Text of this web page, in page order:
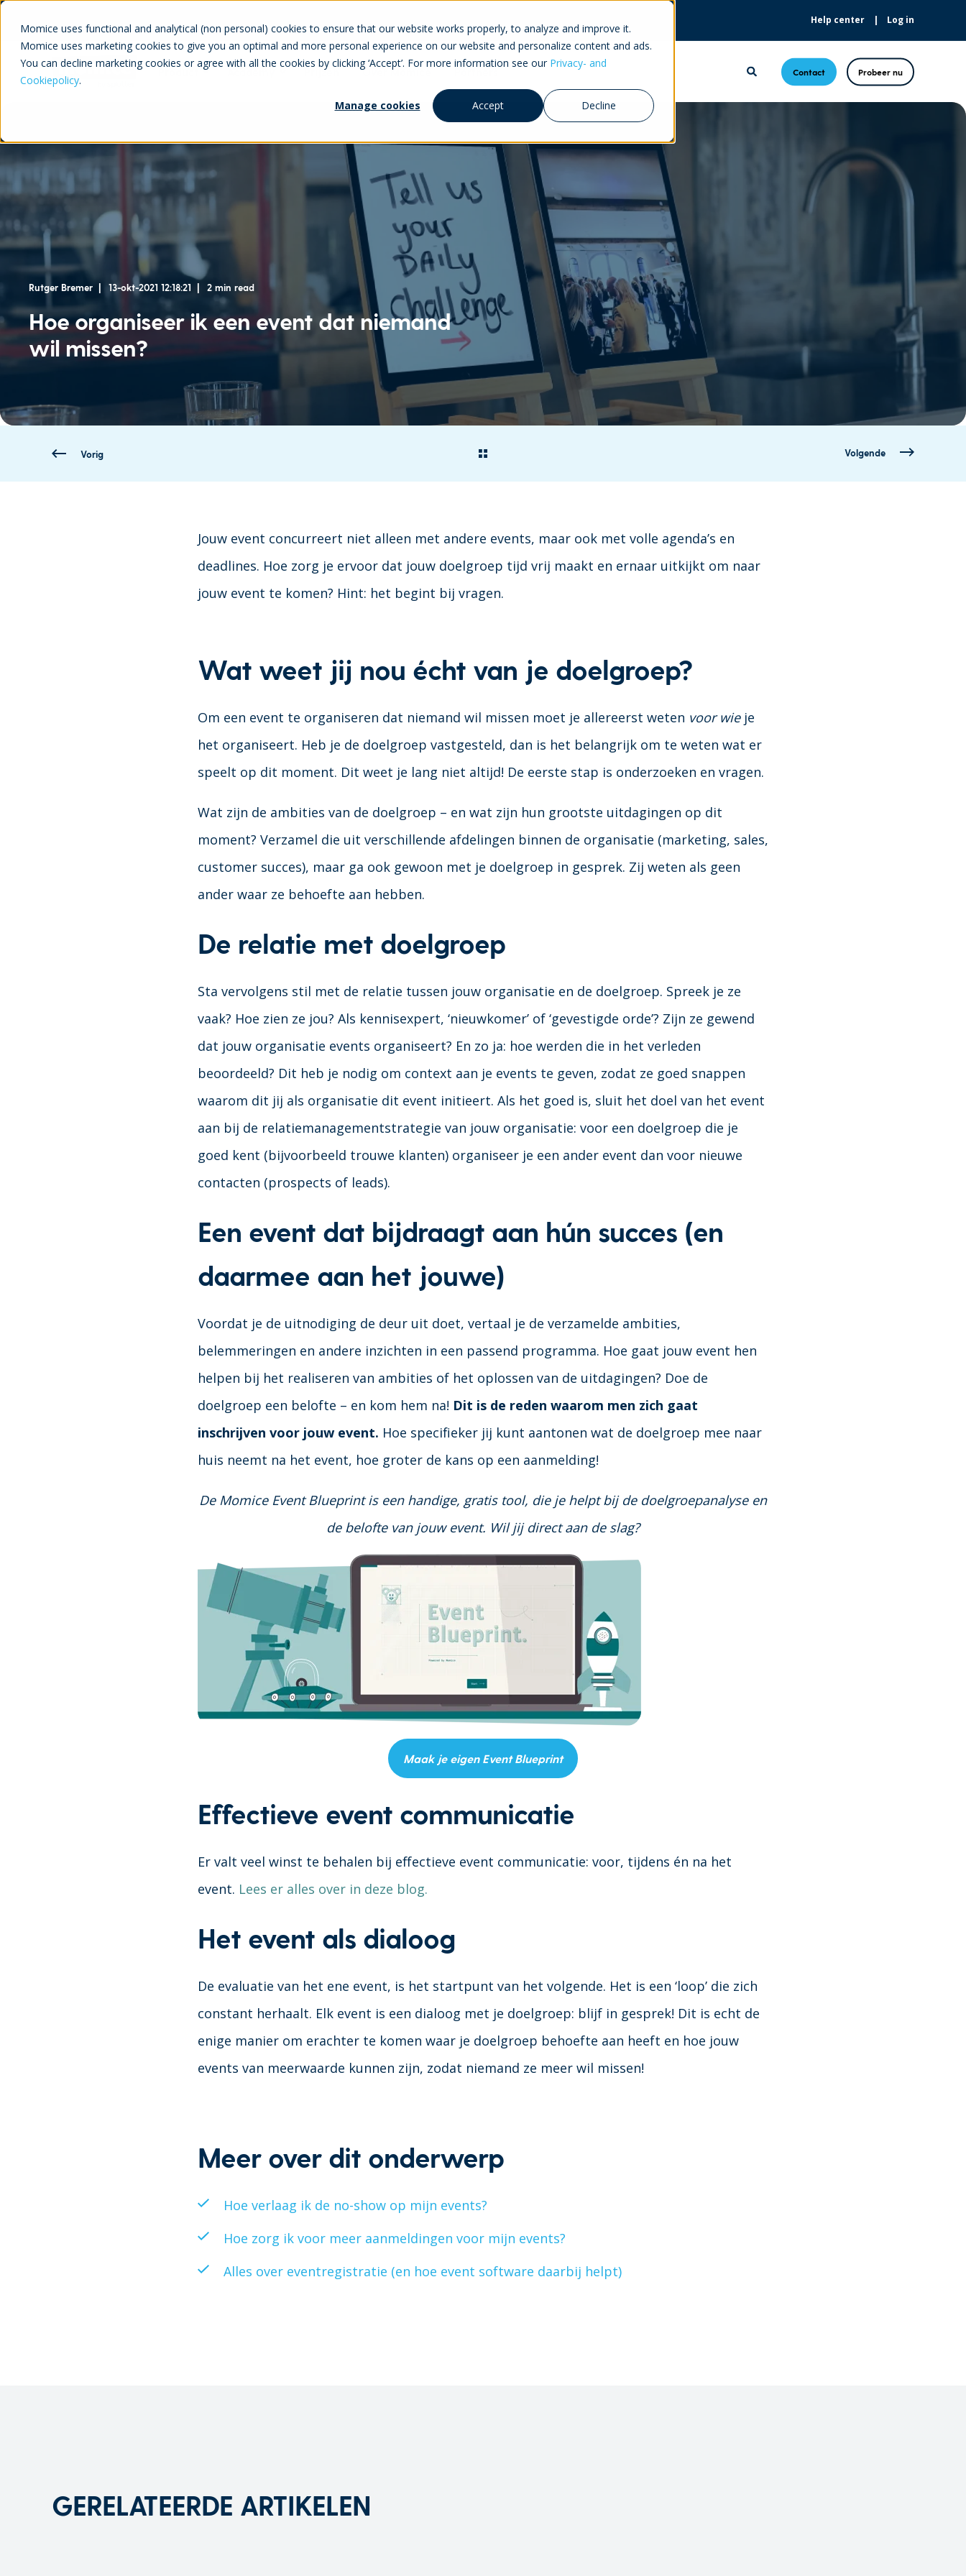
Momice uses functional and analytical (non personal) cookies to ensure that our website works properly, to analyze and improve it.
Momice uses marketing cookies to give you an optimal and more personal experience on our website and personalize content and ads.
You can decline marketing cookies or agree with all the cookies by clicking ‘Accept’. For more information see our Privacy- and
Cookiepolicy.
Manage cookies
Accept Decline
Help center Log in
Product Academy Prijzen Over Momice Partners Contact Probeer nu
Rutger Bremer 13-okt-2021 12:18:21 2 min read
Hoe organiseer ik een event dat niemand
wil missen?
Vorig Volgende
Jouw event concurreert niet alleen met andere events, maar ook met volle agenda’s en
deadlines. Hoe zorg je ervoor dat jouw doelgroep tijd vrij maakt en ernaar uitkijkt om naar
jouw event te komen? Hint: het begint bij vragen.
Wat weet jij nou écht van je doelgroep?
Om een event te organiseren dat niemand wil missen moet je allereerst weten voor wieje
het organiseert. Heb je de doelgroep vastgesteld, dan is het belangrijk om te weten wat er
speelt op dit moment. Dit weet je lang niet altijd! De eerste stap is onderzoeken en vragen.
Wat zijn de ambities van de doelgroep – en wat zijn hun grootste uitdagingen op dit
moment? Verzamel die uit verschillende afdelingen binnen de organisatie (marketing, sales,
customer succes), maar ga ook gewoon met je doelgroep in gesprek. Zij weten als geen
ander waar ze behoefte aan hebben.
De relatie met doelgroep
Sta vervolgens stil met de relatie tussen jouw organisatie en de doelgroep. Spreek je ze
vaak? Hoe zien ze jou? Als kennisexpert, ‘nieuwkomer’ of ‘gevestigde orde’? Zijn ze gewend
dat jouw organisatie events organiseert? En zo ja: hoe werden die in het verleden
beoordeeld? Dit heb je nodig om context aan je events te geven, zodat ze goed snappen
waarom dit jij als organisatie dit event initieert. Als het goed is, sluit het doel van het event
aan bij de relatiemanagementstrategie van jouw organisatie: voor een doelgroep die je
goed kent (bijvoorbeeld trouwe klanten) organiseer je een ander event dan voor nieuwe
contacten (prospects of leads).
Een event dat bijdraagt aan hún succes (en
daarmee aan het jouwe)
Voordat je de uitnodiging de deur uit doet, vertaal je de verzamelde ambities,
belemmeringen en andere inzichten in een passend programma. Hoe gaat jouw event hen
helpen bij het realiseren van ambities of het oplossen van de uitdagingen? Doe de
doelgroep een belofte – en kom hem na! Dit is de reden waarom men zich gaat
inschrijven voor jouw event. Hoe specifieker jij kunt aantonen wat de doelgroep mee naar
huis neemt na het event, hoe groter de kans op een aanmelding!
De Momice Event Blueprint is een handige, gratis tool, die je helpt bij de doelgroepanalyse en
de belofte van jouw event. Wil jij direct aan de slag?
Maak je eigen Event Blueprint
Effectieve event communicatie
Er valt veel winst te behalen bij effectieve event communicatie: voor, tijdens én na het
event. Lees er alles over in deze blog.
Het event als dialoog
De evaluatie van het ene event, is het startpunt van het volgende. Het is een ‘loop’ die zich
constant herhaalt. Elk event is een dialoog met je doelgroep: blijf in gesprek! Dit is echt de
enige manier om erachter te komen waar je doelgroep behoefte aan heeft en hoe jouw
events van meerwaarde kunnen zijn, zodat niemand ze meer wil missen!
Meer over dit onderwerp
Hoe verlaag ik de no-show op mijn events?
Hoe zorg ik voor meer aanmeldingen voor mijn events?
Alles over eventregistratie (en hoe event software daarbij helpt)
GERELATEERDE ARTIKELEN